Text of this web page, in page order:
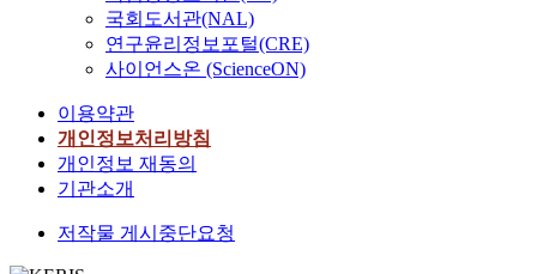
국회도서관(NAL)
연구윤리정보포털(CRE)
사이언스온 (ScienceON)
이용약관
개인정보처리방침
개인정보 재동의
기관소개
저작물 게시중단요청